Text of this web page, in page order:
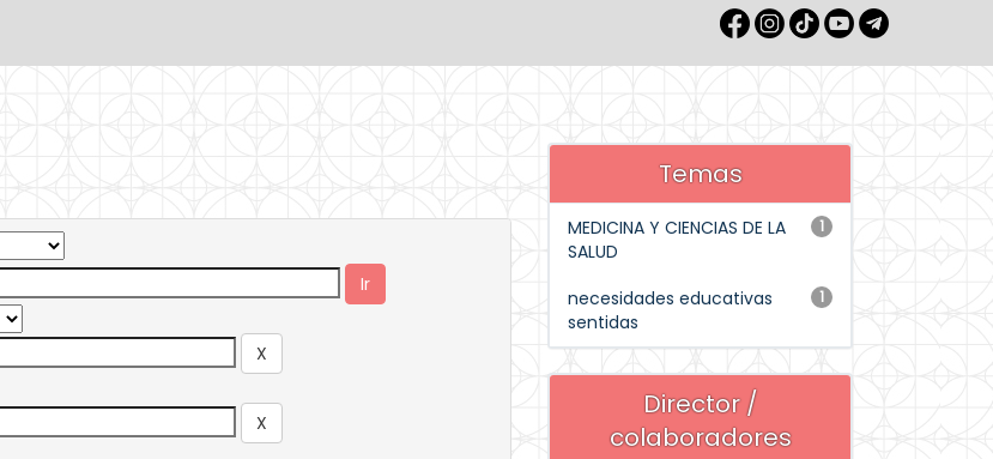
Temas
1
MEDICINA Y CIENCIAS DE LA
SALUD
1
necesidades educativas
sentidas
Director /
colaboradores